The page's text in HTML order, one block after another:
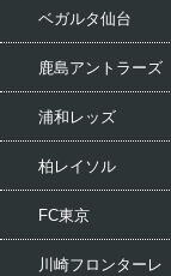
ベガルタ仙台
鹿島アントラーズ
浦和レッズ
柏レイソル
FC東京
川崎フロンターレ